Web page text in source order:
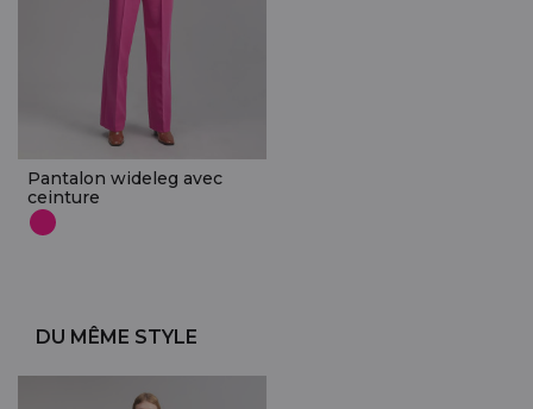
Pantalon wideleg avec
ceinture
DU MÊME STYLE